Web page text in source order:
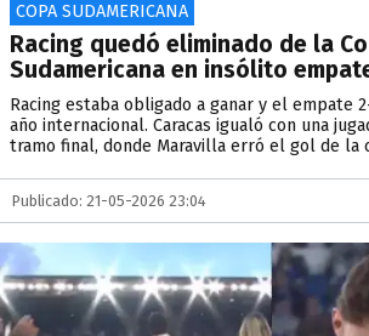
COPA SUDAMERICANA
Racing quedó eliminado de la
Sudamericana en insólito
Racing estaba obligado a ganar y el empate
año internacional. Caracas igualó con una
tramo final, donde Maravilla erró el gol de la
Publicado: 21-05-2026 23:04